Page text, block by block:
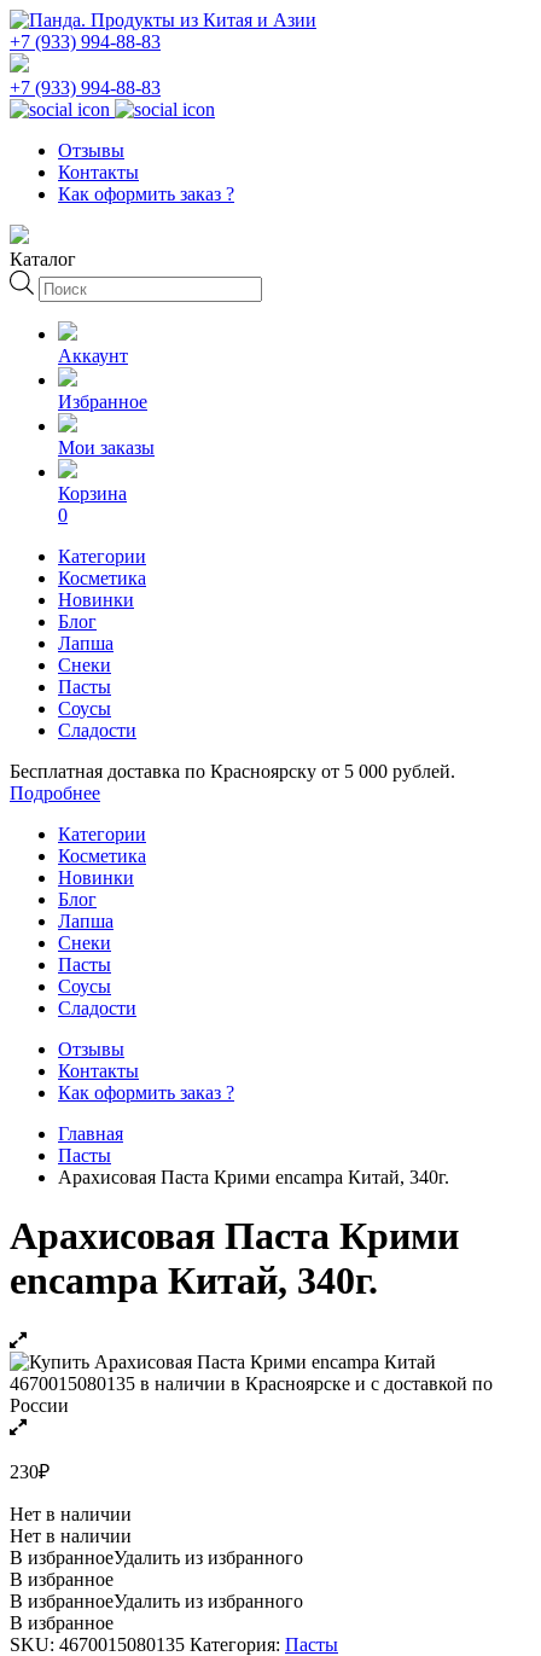
+7 (933) 994-88-83
+7 (933) 994-88-83
Отзывы
Контакты
Как оформить заказ ?
Каталог
Поиск
товаров
Аккаунт
Избранное
Мои заказы
Корзина
0
Категории
Косметика
Новинки
Блог
Лапша
Снеки
Пасты
Соусы
Сладости
Бесплатная доставка по Красноярску от 5 000 рублей.
Подробнее
Категории
Косметика
Новинки
Блог
Лапша
Снеки
Пасты
Соусы
Сладости
Отзывы
Контакты
Как оформить заказ ?
Главная
Пасты
Арахисовая Паста Крими encampa Китай, 340г.
Арахисовая Паста Крими
encampa Китай, 340г.
230₽
Нет в наличии
Нет в наличии
В избранноеУдалить из избранного
В избранное
В избранноеУдалить из избранного
В избранное
SKU: 4670015080135 Категория: Пасты